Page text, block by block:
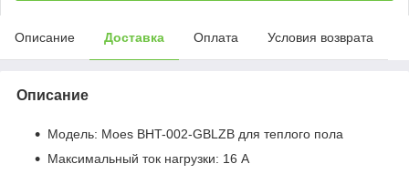
Описание Доставка Оплата Условия возврата
Описание
Модель: Moes BHT-002-GBLZB для теплого пола
Максимальный ток нагрузки: 16 А